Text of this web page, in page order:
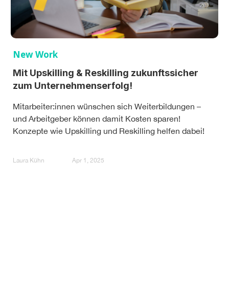
New Work
Mit Upskilling & Reskilling zukunftssicher
zum Unternehmenserfolg!
Mitarbeiter:innen wünschen sich Weiterbildungen –
und Arbeitgeber können damit Kosten sparen!
Konzepte wie Upskilling und Reskilling helfen dabei!
Laura Kühn Apr 1, 2025